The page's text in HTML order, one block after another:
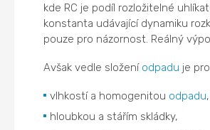
kde RC je podíl rozložitelné
konstanta udávající dynamiku
pouze pro názornost. Reálný
Avšak vedle složení odpadu je
vlhkostí a homogenitou odpadu,
hloubkou a stářím skládky,